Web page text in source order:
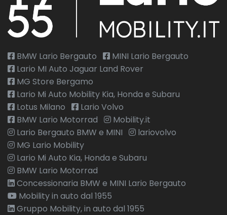
BMW Lario Bergauto
MINI Lario Bergauto
Lario MI Auto Jaguar Land Rover
MG Store Bergamo
Lario Mi Auto Mobility Kia, Honda e Subaru
Lotus Milano
Lario Volvo
BMW Lario Motorrad
Mobility.it
Lario Bergauto BMW e MINI
lariovolvo
MG Lario Mobility
Lario Mi Auto Kia, Honda e Subaru
BMW Lario Motorrad
Concessionaria BMW e MINI Lario Bergauto
Mobility in auto dal 1955
Gruppo Mobility, in auto dal 1955